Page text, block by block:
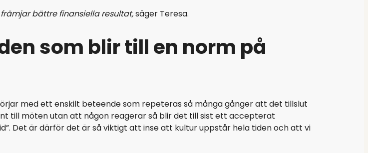
bättre finansiella resultat,säger Teresa.
som blir till en norm på
med ett enskilt beteende som repeteras så många gånger att det tillslut
till möten utan att någon reagerar så blir det till sist ett accepterat
Det är därför det är så viktigt att inse att kultur uppstår hela tiden och att vi